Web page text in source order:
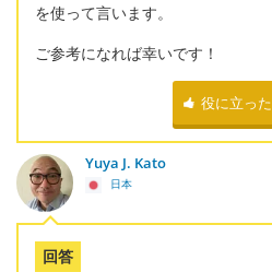
を使って言います。
ご参考になれば幸いです！
役に立った
Yuya J. Kato
日本
回答